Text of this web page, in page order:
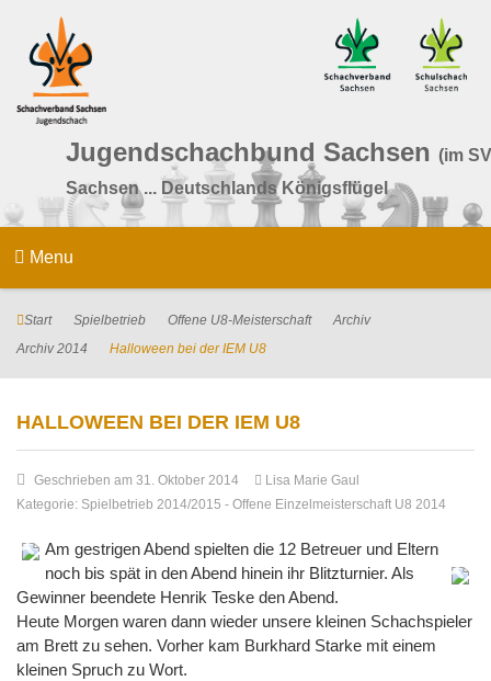
Jugendschachbund Sachsen (im
Sachsen ... Deutschlands Königsflügel
Menu
Start Spielbetrieb Offene U8-Meisterschaft
Archiv
Archiv 2014
Halloween bei der IEM U8
HALLOWEEN BEI DER IEM U8
Geschrieben am 31. Oktober 2014
Lisa Marie Gaul
Kategorie: Spielbetrieb 2014/2015 - Offene Einzelmeisterschaft U8 2014
Am gestrigen Abend spielten die 12 Betreuer und Eltern
noch bis spät in den Abend hinein ihr Blitzturnier. Als
Gewinner beendete Henrik Teske den Abend.
Heute Morgen waren dann wieder unsere kleinen Schachspieler
am Brett zu sehen. Vorher kam Burkhard Starke mit einem
kleinen Spruch zu Wort.